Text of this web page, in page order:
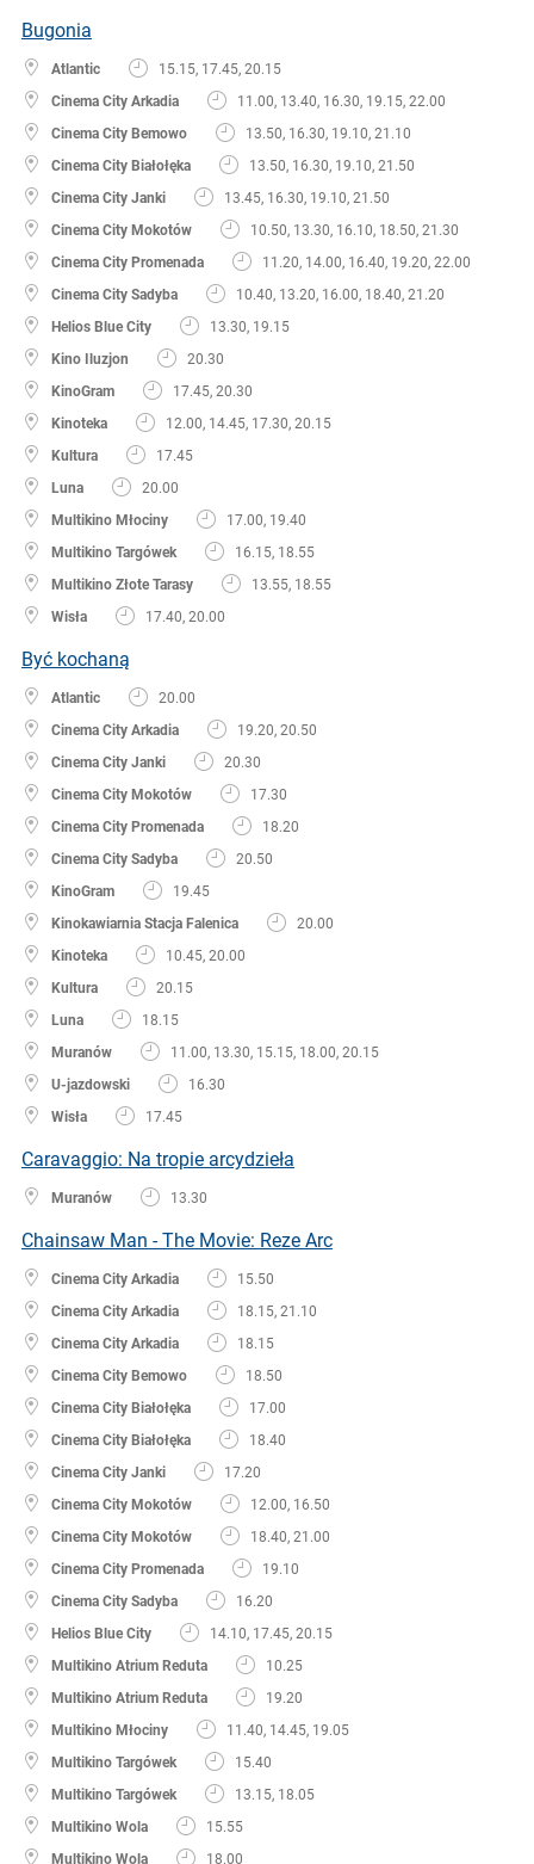
Bugonia
Atlantic
15.15, 17.45, 20.15
Cinema City Arkadia
11.00, 13.40, 16.30, 19.15, 22.00
Cinema City Bemowo
13.50, 16.30, 19.10, 21.10
Cinema City Białołęka
13.50, 16.30, 19.10, 21.50
Cinema City Janki
13.45, 16.30, 19.10, 21.50
Cinema City Mokotów
10.50, 13.30, 16.10, 18.50, 21.30
Cinema City Promenada
11.20, 14.00, 16.40, 19.20, 22.00
Cinema City Sadyba
10.40, 13.20, 16.00, 18.40, 21.20
Helios Blue City
13.30, 19.15
Kino Iluzjon
20.30
KinoGram
17.45, 20.30
Kinoteka
12.00, 14.45, 17.30, 20.15
Kultura
17.45
Luna
20.00
Multikino Młociny
17.00, 19.40
Multikino Targówek
16.15, 18.55
Multikino Złote Tarasy
13.55, 18.55
Wisła
17.40, 20.00
Być kochaną
Atlantic
20.00
Cinema City Arkadia
19.20, 20.50
Cinema City Janki
20.30
Cinema City Mokotów
17.30
Cinema City Promenada
18.20
Cinema City Sadyba
20.50
KinoGram
19.45
Kinokawiarnia Stacja Falenica
20.00
Kinoteka
10.45, 20.00
Kultura
20.15
Luna
18.15
Muranów
11.00, 13.30, 15.15, 18.00, 20.15
U-jazdowski
16.30
Wisła
17.45
Caravaggio: Na tropie arcydzieła
Muranów 13.30
Chainsaw Man - The Movie: Reze Arc
Cinema City Arkadia
15.50
Cinema City Arkadia
18.15, 21.10
Cinema City Arkadia
18.15
Cinema City Bemowo
18.50
Cinema City Białołęka
17.00
Cinema City Białołęka
18.40
Cinema City Janki
17.20
Cinema City Mokotów
12.00, 16.50
Cinema City Mokotów
18.40, 21.00
Cinema City Promenada
19.10
Cinema City Sadyba
16.20
Helios Blue City
14.10, 17.45, 20.15
Multikino Atrium Reduta
10.25
Multikino Atrium Reduta
19.20
Multikino Młociny
11.40, 14.45, 19.05
Multikino Targówek
15.40
Multikino Targówek
13.15, 18.05
Multikino Wola
15.55
Multikino Wola
18.00